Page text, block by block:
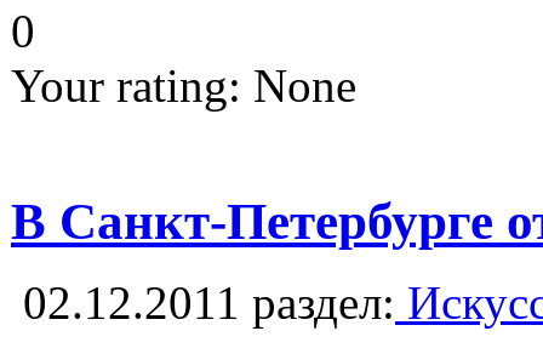
0
Your rating: None
В Санкт-Петербурге
02.12.2011 раздел: